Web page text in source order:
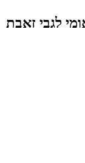
הלאומי לגבי זאבת